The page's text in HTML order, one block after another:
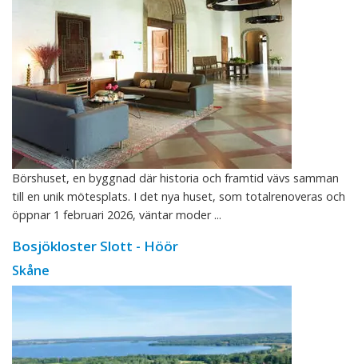
Börshuset, en byggnad där historia och framtid vävs samman
till en unik mötesplats. I det nya huset, som totalrenoveras och
öppnar 1 februari 2026, väntar moder ...
Bosjökloster Slott - Höör
Skåne